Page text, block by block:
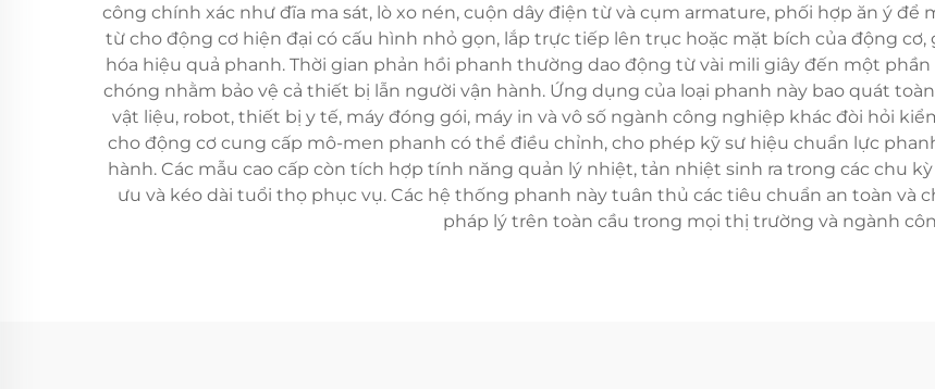
công chính xác như đĩa ma sát, lò xo nén, cuộn dây điện từ và cụm armature, phối hợp ăn ý để
từ cho động cơ hiện đại có cấu hình nhỏ gọn, lắp trực tiếp lên trục hoặc mặt bích của động
hóa hiệu quả phanh. Thời gian phản hồi phanh thường dao động từ vài mili giây đến một
chóng nhằm bảo vệ cả thiết bị lẫn người vận hành. Ứng dụng của loại phanh này bao quát
vật liệu, robot, thiết bị y tế, máy đóng gói, máy in và vô số ngành công nghiệp khác đòi hỏi
cho động cơ cung cấp mô-men phanh có thể điều chỉnh, cho phép kỹ sư hiệu chuẩn lực
hành. Các mẫu cao cấp còn tích hợp tính năng quản lý nhiệt, tản nhiệt sinh ra trong các chu
ưu và kéo dài tuổi thọ phục vụ. Các hệ thống phanh này tuân thủ các tiêu chuẩn an toàn và
pháp lý trên toàn cầu trong mọi thị trường và ngành